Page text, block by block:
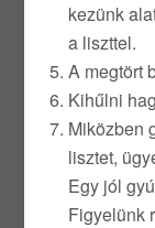
kezünk
a liszttel.
A megtört
Kihűlni
Miközben
lisztet,
Egy jól
Figyelünk